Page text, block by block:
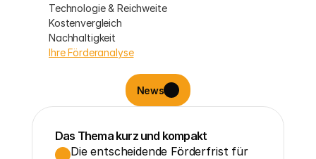
Technologie & Reichweite
Kostenvergleich
Nachhaltigkeit
Ihre Förderanalyse
News
Das Thema kurz und kompakt
Die entscheidende Förderfrist für